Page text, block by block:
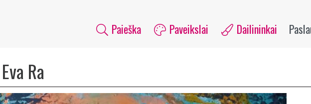
Paieška Paveikslai Dailininkai
Eva Ra